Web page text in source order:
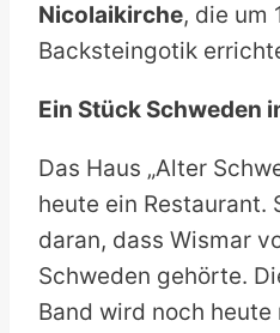
Nicolaikirche, die um
Backsteingotik
Ein Stück Schweden
Das Haus „Alter
heute ein Restaurant.
daran, dass Wismar
Schweden gehörte.
Band wird noch